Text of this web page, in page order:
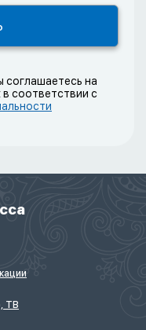
соглашаетесь на
соответствии с
ТВ